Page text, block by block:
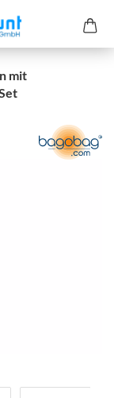
mit